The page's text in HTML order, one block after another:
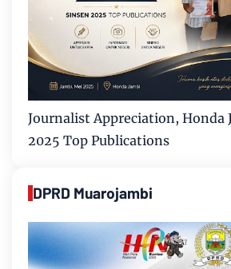
Journalist Appreciation, Honda
2025 Top Publications
DPRD Muarojambi